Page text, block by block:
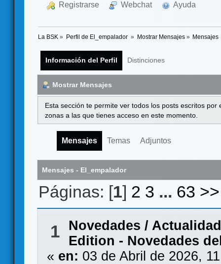
Registrarse Webchat Ayuda
La BSK » Perfil de El_empalador » Mostrar Mensajes» Mensajes
Información del Perfil Distinciones
Mostrar Mensajes
Esta sección te permite ver todos los posts escritos
zonas a las que tienes acceso en este momento.
Mensajes Temas Adjuntos
Mensajes - El_empalador
Páginas: [1] 2 3 ... 63 >>
1
Novedades / Actualidad
Edition - Novedades
« en: 03 de Abril de 2026,